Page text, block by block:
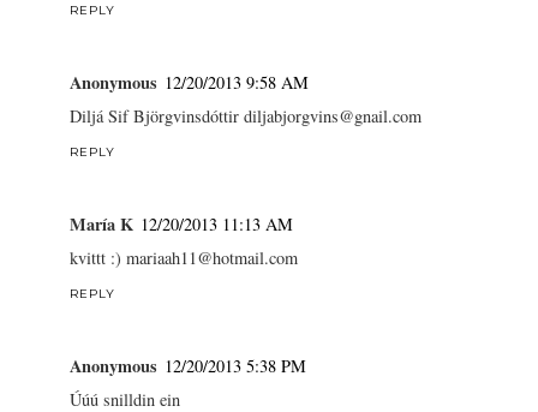
REPLY
Anonymous 12/20/2013 9:58 AM
Diljá Sif Björgvinsdóttir diljabjorgvins@gnail.com
REPLY
María K 12/20/2013 11:13 AM
kvittt :) mariaah11@hotmail.com
REPLY
Anonymous 12/20/2013 5:38 PM
Úúú snilldin ein